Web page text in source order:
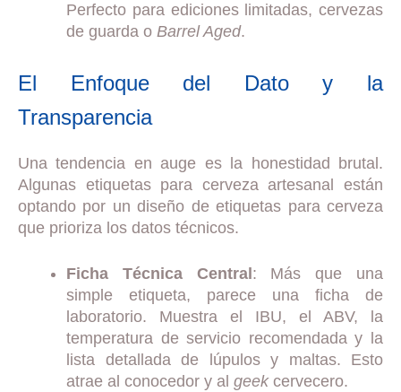
Perfecto para ediciones limitadas, cervezas
de guarda o Barrel Aged.
El Enfoque del Dato y la
Transparencia
Una tendencia en auge es la honestidad brutal.
Algunas etiquetas para cerveza artesanal están
optando por un diseño de etiquetas para cerveza
que prioriza los datos técnicos.
Ficha Técnica Central : Más que una
simple etiqueta, parece una ficha de
laboratorio. Muestra el IBU, el ABV, la
temperatura de servicio recomendada y la
lista detallada de lúpulos y maltas. Esto
atrae al conocedor y al geekcervecero.